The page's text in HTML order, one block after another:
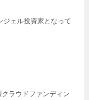
ジェル投資家となって
ラウドファンディン